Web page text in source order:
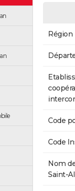
Région
Code
Code
Nom
Saint-